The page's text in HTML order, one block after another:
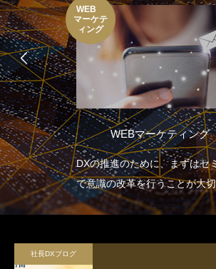
WEB
マーケテ
ィング
WEBマーケティング
DXの推進のために、まずはセ
で意識の改革を行うことが大
す。
社長DXブログ